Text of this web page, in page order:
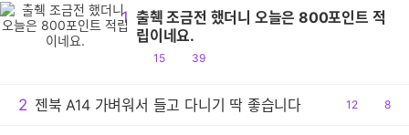
1 출췍 조금전 했더니 오늘은 800포인트 적
립이네요.
공
15
댓
39
2 젠북 A14 가벼워서 들고 다니기 딱 좋습니다
공
12
댓
8